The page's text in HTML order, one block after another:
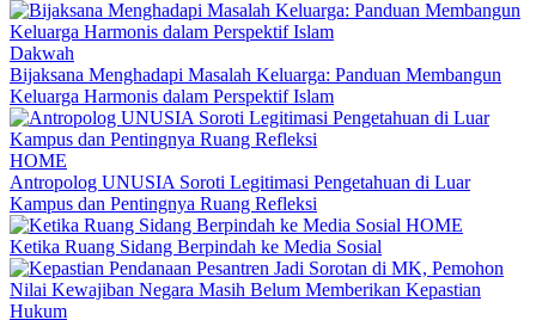
Dakwah
Bijaksana Menghadapi Masalah Keluarga: Panduan Membangun
Keluarga Harmonis dalam Perspektif Islam
HOME
Antropolog UNUSIA Soroti Legitimasi Pengetahuan di Luar
Kampus dan Pentingnya Ruang Refleksi
HOME
Ketika Ruang Sidang Berpindah ke Media Sosial